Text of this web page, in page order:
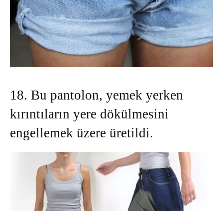
18. Bu pantolon, yemek yerken
kırıntıların yere dökülmesini
engellemek üzere üretildi.